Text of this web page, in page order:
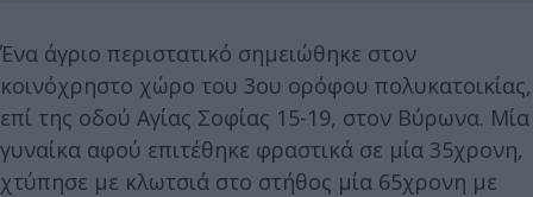
Ένα άγριο περιστατικό σημειώθηκε στον
κοινόχρηστο χώρο του 3ου ορόφου πολυκατοικίας,
επί της οδού Αγίας Σοφίας 15-19, στον Βύρωνα. Μία
γυναίκα αφού επιτέθηκε φραστικά σε μία 35χρονη,
χτύπησε με κλωτσιά στο στήθος μία 65χρονη με